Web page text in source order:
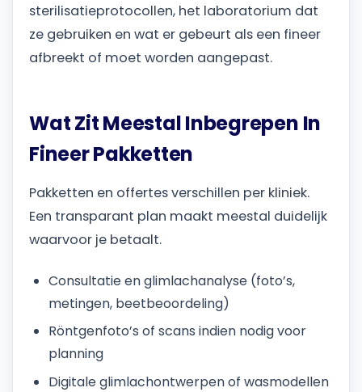
sterilisatieprotocollen, het laboratorium dat
ze gebruiken en wat er gebeurt als een fineer
afbreekt of moet worden aangepast.
Wat Zit Meestal Inbegrepen In
Fineer Pakketten
Pakketten en offertes verschillen per kliniek.
Een transparant plan maakt meestal duidelijk
waarvoor je betaalt.
Consultatie en glimlachanalyse (foto’s,
metingen, beetbeoordeling)
Röntgenfoto’s of scans indien nodig voor
planning
Digitale glimlachontwerpen of wasmodellen